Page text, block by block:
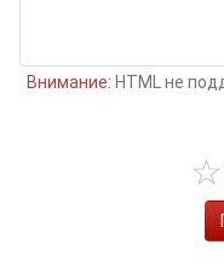
Внимание: HTML не